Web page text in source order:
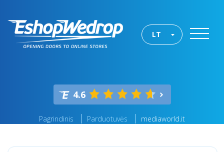
LT
4.6
Pagrindinis Parduotuvės mediaworld.it